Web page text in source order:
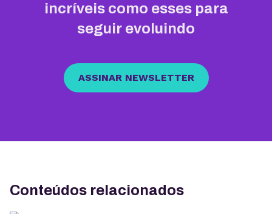
incríveis como esses para
seguir evoluindo
ASSINAR NEWSLETTER
Conteúdos relacionados